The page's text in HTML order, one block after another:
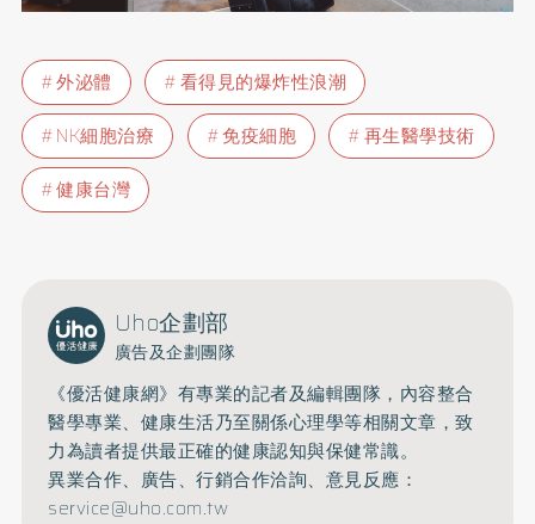
外泌體
看得見的爆炸性浪潮
NK細胞治療
免疫細胞
再生醫學技術
健康台灣
Uho企劃部
廣告及企劃團隊
《優活健康網》有專業的記者及編輯團隊，內容整合
醫學專業、健康生活乃至關係心理學等相關文章，致
力為讀者提供最正確的健康認知與保健常識。
異業合作、廣告、行銷合作洽詢、意見反應：
service@uho.com.tw